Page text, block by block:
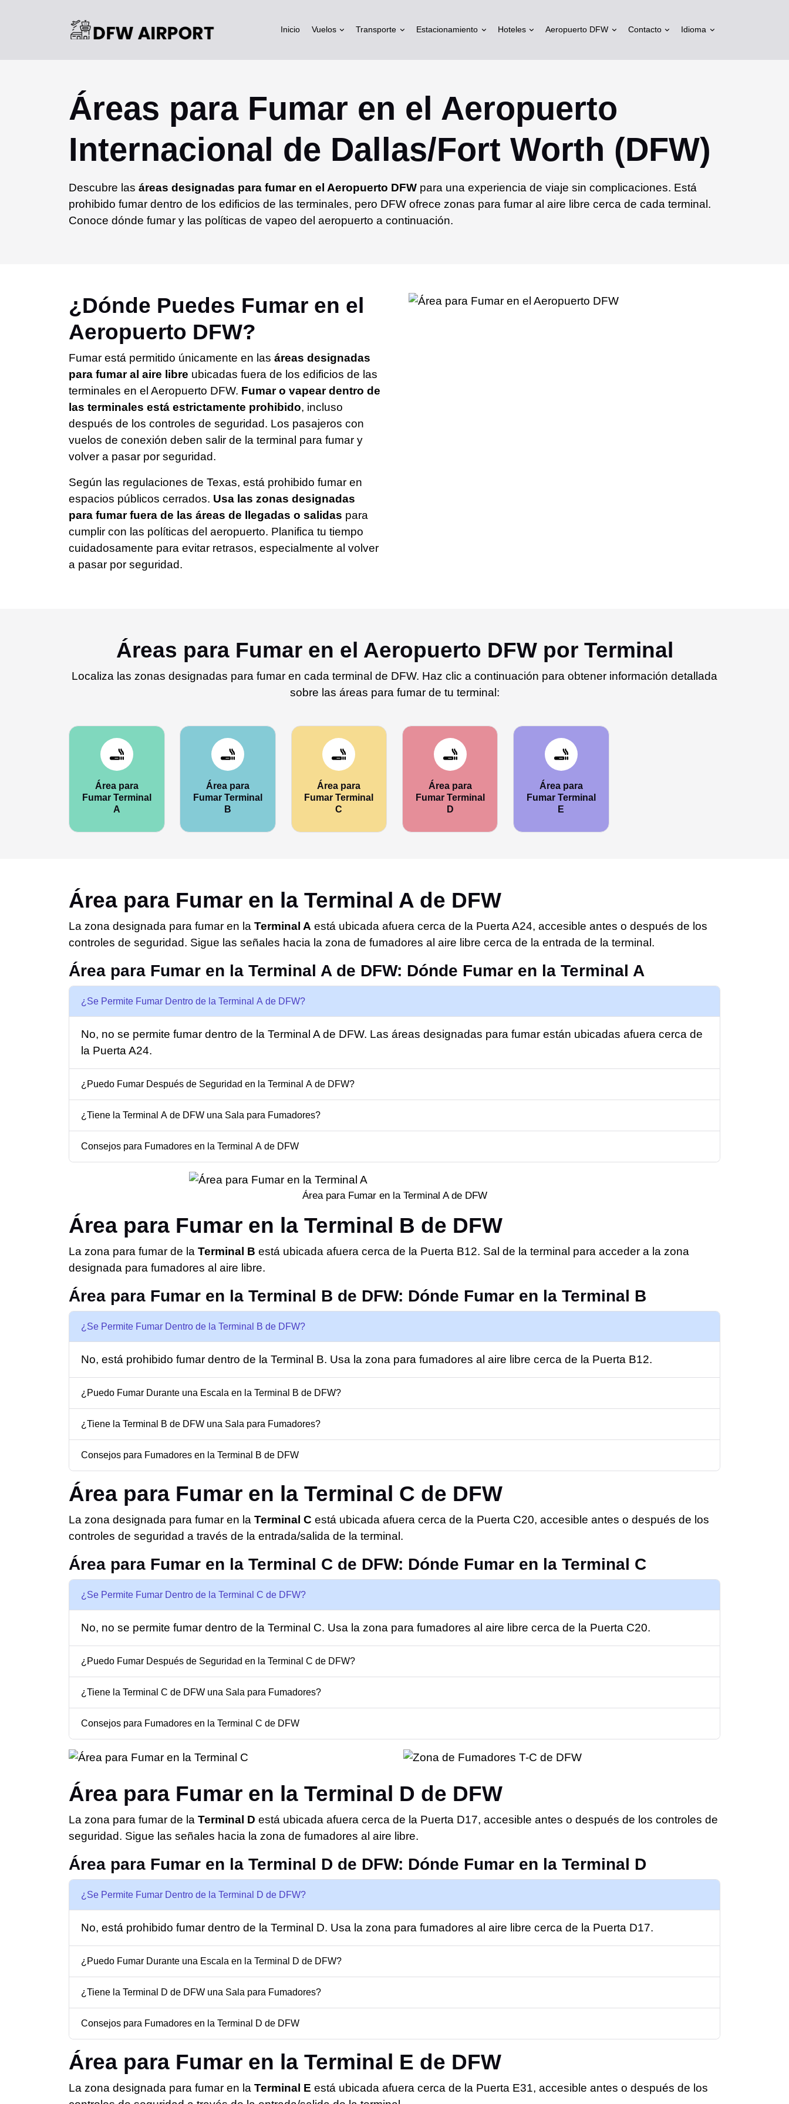
Inicio Vuelos Transporte Estacionamiento Hoteles Aeropuerto DFW Contacto Idioma
Áreas para Fumar en el Aeropuerto
Internacional de Dallas/Fort Worth (DFW)
Descubre las áreas designadas para fumar en el Aeropuerto DFW para una experiencia de viaje sin complicaciones. Está
prohibido fumar dentro de los edificios de las terminales, pero DFW ofrece zonas para fumar al aire libre cerca de cada terminal.
Conoce dónde fumar y las políticas de vapeo del aeropuerto a continuación.
¿Dónde Puedes Fumar en el
Aeropuerto DFW?
Fumar está permitido únicamente en las áreas designadas
para fumar al aire libre ubicadas fuera de los edificios de las
terminales en el Aeropuerto DFW. Fumar o vapear dentro de
las terminales está estrictamente prohibido, incluso
después de los controles de seguridad. Los pasajeros con
vuelos de conexión deben salir de la terminal para fumar y
volver a pasar por seguridad.
Según las regulaciones de Texas, está prohibido fumar en
espacios públicos cerrados. Usa las zonas designadas
para fumar fuera de las áreas de llegadas o salidas para
cumplir con las políticas del aeropuerto. Planifica tu tiempo
cuidadosamente para evitar retrasos, especialmente al volver
a pasar por seguridad.
Áreas para Fumar en el Aeropuerto DFW por Terminal
Localiza las zonas designadas para fumar en cada terminal de DFW. Haz clic a continuación para obtener información detallada
sobre las áreas para fumar de tu terminal:
Área para
Fumar Terminal
A
Área para
Fumar Terminal
B
Área para
Fumar Terminal
C
Área para
Fumar Terminal
D
Área para
Fumar Terminal
E
Área para Fumar en la Terminal A de DFW
La zona designada para fumar en la Terminal A está ubicada afuera cerca de la Puerta A24, accesible antes o después de los
controles de seguridad. Sigue las señales hacia la zona de fumadores al aire libre cerca de la entrada de la terminal.
Área para Fumar en la Terminal A de DFW: Dónde Fumar en la Terminal A
¿Se Permite Fumar Dentro de la Terminal A de DFW?
No, no se permite fumar dentro de la Terminal A de DFW. Las áreas designadas para fumar están ubicadas afuera cerca de
la Puerta A24.
¿Puedo Fumar Después de Seguridad en la Terminal A de DFW?
¿Tiene la Terminal A de DFW una Sala para Fumadores?
Consejos para Fumadores en la Terminal A de DFW
Área para Fumar en la Terminal A de DFW
Área para Fumar en la Terminal B de DFW
La zona para fumar de la Terminal B está ubicada afuera cerca de la Puerta B12. Sal de la terminal para acceder a la zona
designada para fumadores al aire libre.
Área para Fumar en la Terminal B de DFW: Dónde Fumar en la Terminal B
¿Se Permite Fumar Dentro de la Terminal B de DFW?
No, está prohibido fumar dentro de la Terminal B. Usa la zona para fumadores al aire libre cerca de la Puerta B12.
¿Puedo Fumar Durante una Escala en la Terminal B de DFW?
¿Tiene la Terminal B de DFW una Sala para Fumadores?
Consejos para Fumadores en la Terminal B de DFW
Área para Fumar en la Terminal C de DFW
La zona designada para fumar en la Terminal C está ubicada afuera cerca de la Puerta C20, accesible antes o después de los
controles de seguridad a través de la entrada/salida de la terminal.
Área para Fumar en la Terminal C de DFW: Dónde Fumar en la Terminal C
¿Se Permite Fumar Dentro de la Terminal C de DFW?
No, no se permite fumar dentro de la Terminal C. Usa la zona para fumadores al aire libre cerca de la Puerta C20.
¿Puedo Fumar Después de Seguridad en la Terminal C de DFW?
¿Tiene la Terminal C de DFW una Sala para Fumadores?
Consejos para Fumadores en la Terminal C de DFW
Área para Fumar en la Terminal D de DFW
La zona para fumar de la Terminal D está ubicada afuera cerca de la Puerta D17, accesible antes o después de los controles de
seguridad. Sigue las señales hacia la zona de fumadores al aire libre.
Área para Fumar en la Terminal D de DFW: Dónde Fumar en la Terminal D
¿Se Permite Fumar Dentro de la Terminal D de DFW?
No, está prohibido fumar dentro de la Terminal D. Usa la zona para fumadores al aire libre cerca de la Puerta D17.
¿Puedo Fumar Durante una Escala en la Terminal D de DFW?
¿Tiene la Terminal D de DFW una Sala para Fumadores?
Consejos para Fumadores en la Terminal D de DFW
Área para Fumar en la Terminal E de DFW
La zona designada para fumar en la Terminal E está ubicada afuera cerca de la Puerta E31, accesible antes o después de los